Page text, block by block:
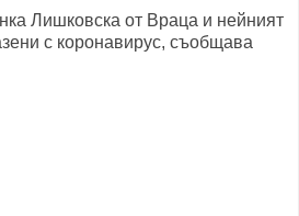
Лишковска от Враца и нейният
с коронавирус, съобщава